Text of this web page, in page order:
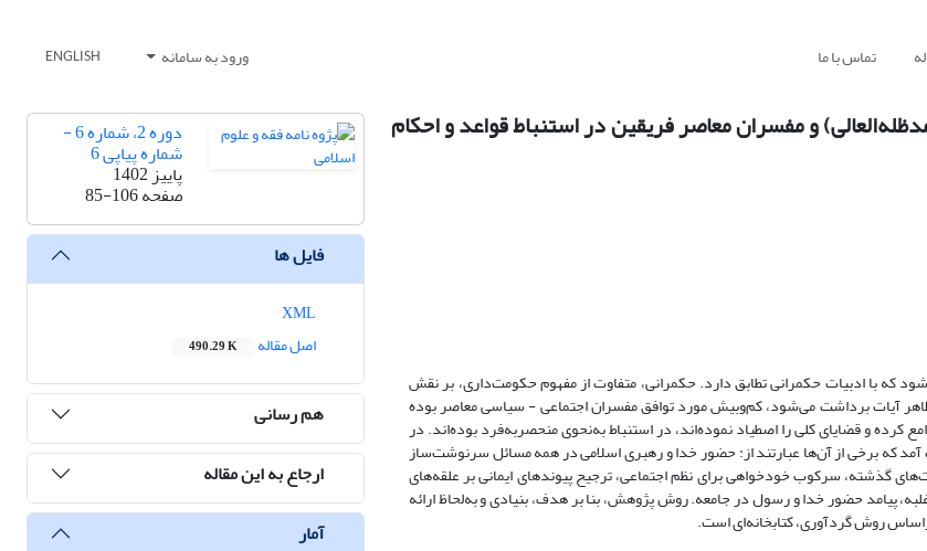
تماس با ما ورود به سامانه ENGLISH
و مفسران معاصر فریقین در استنباط قواعد و احکام
که با ادبیات حکمرانی تطابق دارد. حکمرانی، متفاوت از مفهوم حکومت‌داری، بر نقش
ظاهر آیات برداشت می‌شود، کم‌وبیش مورد توافق مفسران اجتماعی - سیاسی معاصر بوده
کرده و قضایای کلی را اصطیاد نموده‌اند، در استنباط به‌نحوی منحصربه‌فرد بوده‌اند. در
که برخی از آن‌ها عبارتند از: حضور خدا و رهبری اسلامی در همه مسائل سرنوشت‌ساز
گذشته، سرکوب خودخواهی برای نظم اجتماعی، ترجیح پیوندهای ایمانی بر علقه‌های
پیامد حضور خدا و رسول در جامعه. روش پژوهش، بنا بر هدف، بنیادی و به‌لحاظ ارائه
روش گردآوری، کتابخانه‌ای است.
دوره 2، شماره 6 -
شماره پیاپی 6
پاییز 1402
صفحه85-106
فایل ها
اصل مقاله
490.29 K
هم رسانی
ارجاع به این مقاله
آمار